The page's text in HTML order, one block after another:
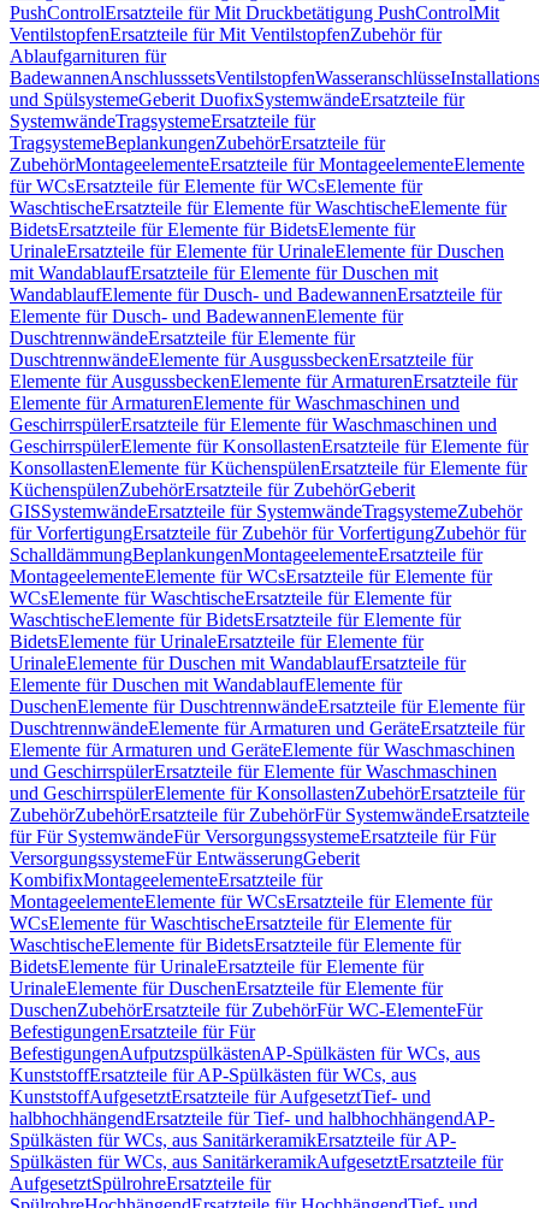
PushControlErsatzteile für Mit Druckbetätigung PushControlMit
VentilstopfenErsatzteile für Mit VentilstopfenZubehör für
Ablaufgarnituren für
BadewannenAnschlusssetsVentilstopfenWasseranschlüsse
und SpülsystemeGeberit DuofixSystemwändeErsatzteile für
SystemwändeTragsystemeErsatzteile für
TragsystemeBeplankungenZubehörErsatzteile für
ZubehörMontageelementeErsatzteile für MontageelementeElemente
für WCsErsatzteile für Elemente für WCsElemente für
WaschtischeErsatzteile für Elemente für WaschtischeElemente für
BidetsErsatzteile für Elemente für BidetsElemente für
UrinaleErsatzteile für Elemente für UrinaleElemente für Duschen
mit WandablaufErsatzteile für Elemente für Duschen mit
WandablaufElemente für Dusch- und BadewannenErsatzteile für
Elemente für Dusch- und BadewannenElemente für
DuschtrennwändeErsatzteile für Elemente für
DuschtrennwändeElemente für AusgussbeckenErsatzteile für
Elemente für AusgussbeckenElemente für ArmaturenErsatzteile für
Elemente für ArmaturenElemente für Waschmaschinen und
GeschirrspülerErsatzteile für Elemente für Waschmaschinen und
GeschirrspülerElemente für KonsollastenErsatzteile für Elemente für
KonsollastenElemente für KüchenspülenErsatzteile für Elemente für
KüchenspülenZubehörErsatzteile für ZubehörGeberit
GISSystemwändeErsatzteile für SystemwändeTragsystemeZubehör
für VorfertigungErsatzteile für Zubehör für VorfertigungZubehör für
SchalldämmungBeplankungenMontageelementeErsatzteile für
MontageelementeElemente für WCsErsatzteile für Elemente für
WCsElemente für WaschtischeErsatzteile für Elemente für
WaschtischeElemente für BidetsErsatzteile für Elemente für
BidetsElemente für UrinaleErsatzteile für Elemente für
UrinaleElemente für Duschen mit WandablaufErsatzteile für
Elemente für Duschen mit WandablaufElemente für
DuschenElemente für DuschtrennwändeErsatzteile für Elemente für
DuschtrennwändeElemente für Armaturen und GeräteErsatzteile für
Elemente für Armaturen und GeräteElemente für Waschmaschinen
und GeschirrspülerErsatzteile für Elemente für Waschmaschinen
und GeschirrspülerElemente für KonsollastenZubehörErsatzteile für
ZubehörZubehörErsatzteile für ZubehörFür SystemwändeErsatzteile
für Für SystemwändeFür VersorgungssystemeErsatzteile für Für
VersorgungssystemeFür EntwässerungGeberit
KombifixMontageelementeErsatzteile für
MontageelementeElemente für WCsErsatzteile für Elemente für
WCsElemente für WaschtischeErsatzteile für Elemente für
WaschtischeElemente für BidetsErsatzteile für Elemente für
BidetsElemente für UrinaleErsatzteile für Elemente für
UrinaleElemente für DuschenErsatzteile für Elemente für
DuschenZubehörErsatzteile für ZubehörFür WC-ElementeFür
BefestigungenErsatzteile für Für
BefestigungenAufputzspülkästenAP-Spülkästen für WCs, aus
KunststoffErsatzteile für AP-Spülkästen für WCs, aus
KunststoffAufgesetztErsatzteile für AufgesetztTief- und
halbhochhängendErsatzteile für Tief- und halbhochhängendAP-
Spülkästen für WCs, aus SanitärkeramikErsatzteile für AP-
Spülkästen für WCs, aus SanitärkeramikAufgesetztErsatzteile für
AufgesetztSpülrohreErsatzteile für